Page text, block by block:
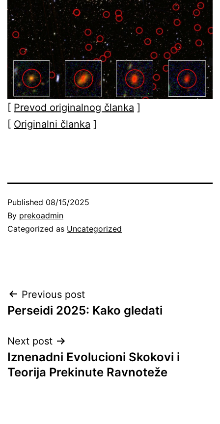
[ Prevod originalnog članka ]
[ Originalni članka ]
Published 08/15/2025
By prekoadmin
Categorized as Uncategorized
Post
navigation
Previous post
Perseidi 2025: Kako gledati
Next post
Iznenadni Evolucioni Skokovi i
Teorija Prekinute Ravnoteže